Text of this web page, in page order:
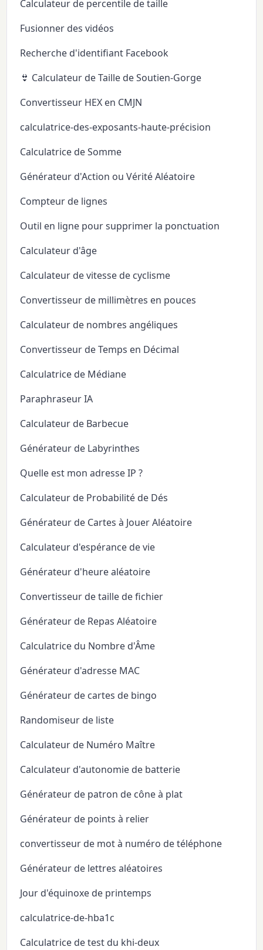
Calculateur de percentile de taille
Fusionner des vidéos
Recherche d'identifiant Facebook
👙 Calculateur de Taille de Soutien-Gorge
Convertisseur HEX en CMJN
calculatrice-des-exposants-haute-précision
Calculatrice de Somme
Générateur d'Action ou Vérité Aléatoire
Compteur de lignes
Outil en ligne pour supprimer la ponctuation
Calculateur d'âge
Calculateur de vitesse de cyclisme
Convertisseur de millimètres en pouces
Calculateur de nombres angéliques
Convertisseur de Temps en Décimal
Calculatrice de Médiane
Paraphraseur IA
Calculateur de Barbecue
Générateur de Labyrinthes
Quelle est mon adresse IP ?
Calculateur de Probabilité de Dés
Générateur de Cartes à Jouer Aléatoire
Calculateur d'espérance de vie
Générateur d'heure aléatoire
Convertisseur de taille de fichier
Générateur de Repas Aléatoire
Calculatrice du Nombre d'Âme
Générateur d'adresse MAC
Générateur de cartes de bingo
Randomiseur de liste
Calculateur de Numéro Maître
Calculateur d'autonomie de batterie
Générateur de patron de cône à plat
Générateur de points à relier
convertisseur de mot à numéro de téléphone
Générateur de lettres aléatoires
Jour d'équinoxe de printemps
calculatrice-de-hba1c
Calculatrice de test du khi-deux